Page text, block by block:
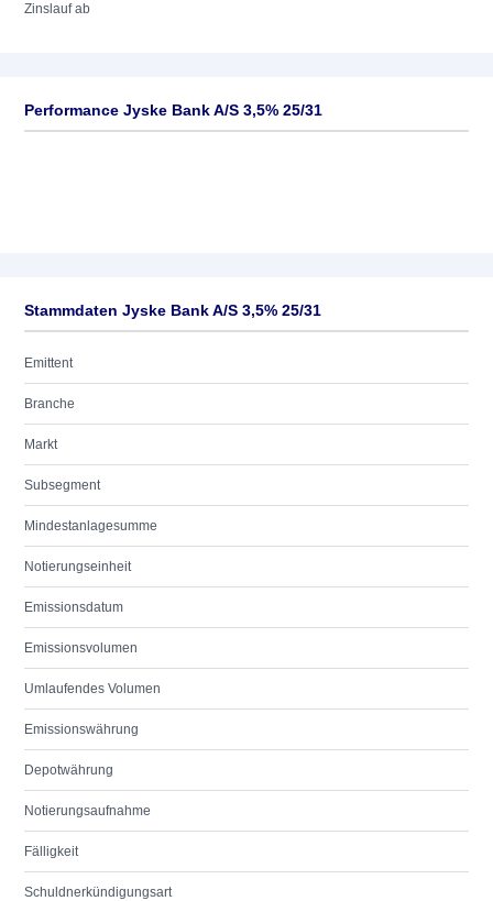
Zinslauf ab
Performance Jyske Bank A/S 3,5% 25/31
Stammdaten Jyske Bank A/S 3,5% 25/31
Emittent
Branche
Markt
Subsegment
Mindestanlagesumme
Notierungseinheit
Emissionsdatum
Emissionsvolumen
Umlaufendes Volumen
Emissionswährung
Depotwährung
Notierungsaufnahme
Fälligkeit
Schuldnerkündigungsart